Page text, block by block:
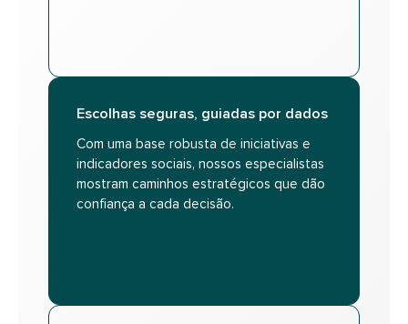
Escolhas seguras, guiadas por dados
Com uma base robusta de iniciativas e
indicadores sociais, nossos especialistas
mostram caminhos estratégicos que dão
confiança a cada decisão.